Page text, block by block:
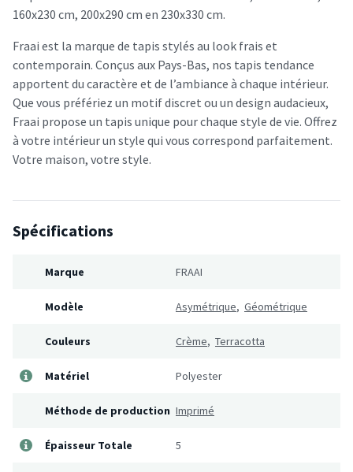
160x230 cm, 200x290 cm en 230x330 cm.
Fraai est la marque de tapis stylés au look frais et
contemporain. Conçus aux Pays-Bas, nos tapis tendance
apportent du caractère et de l’ambiance à chaque intérieur.
Que vous préfériez un motif discret ou un design audacieux,
Fraai propose un tapis unique pour chaque style de vie. Offrez
à votre intérieur un style qui vous correspond parfaitement.
Votre maison, votre style.
Spécifications
Marque FRAAI
Modèle Asymétrique, Géométrique
Couleurs Crème, Terracotta
Matériel Polyester
Méthode de production Imprimé
Épaisseur Totale 5